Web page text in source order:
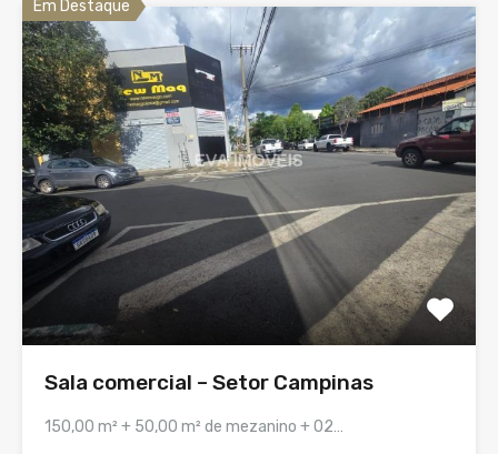
Em Destaque
Sala comercial – Setor Campinas
150,00 m² + 50,00 m² de mezanino + 02…